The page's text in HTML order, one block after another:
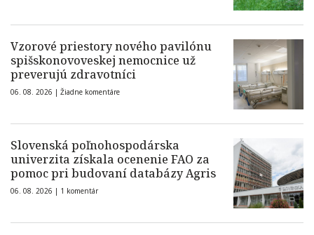
Vzorové priestory nového pavilónu
spišskonovoveskej nemocnice už
preverujú zdravotníci
06. 08. 2026 | Žiadne komentáre
Slovenská poľnohospodárska
univerzita získala ocenenie FAO za
pomoc pri budovaní databázy Agris
06. 08. 2026 | 1 komentár